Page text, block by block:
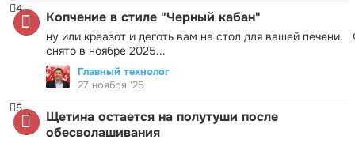
Копчение в стиле "Черный кабан"
ну или креазот и деготь вам на стол для вашей печени.
снято в ноябре 2025...
4
Главный технолог
27 ноября '25
Щетина остается на полутуши после
обесволашивания
5